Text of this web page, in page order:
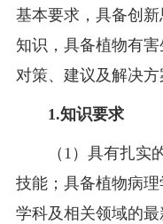
基本要求，具备创
知识，具备植物有
对策、建议及解决方
1.知识要求
（ 1 ）具有扎实
技能；具备植物病
学科及相关领域的最